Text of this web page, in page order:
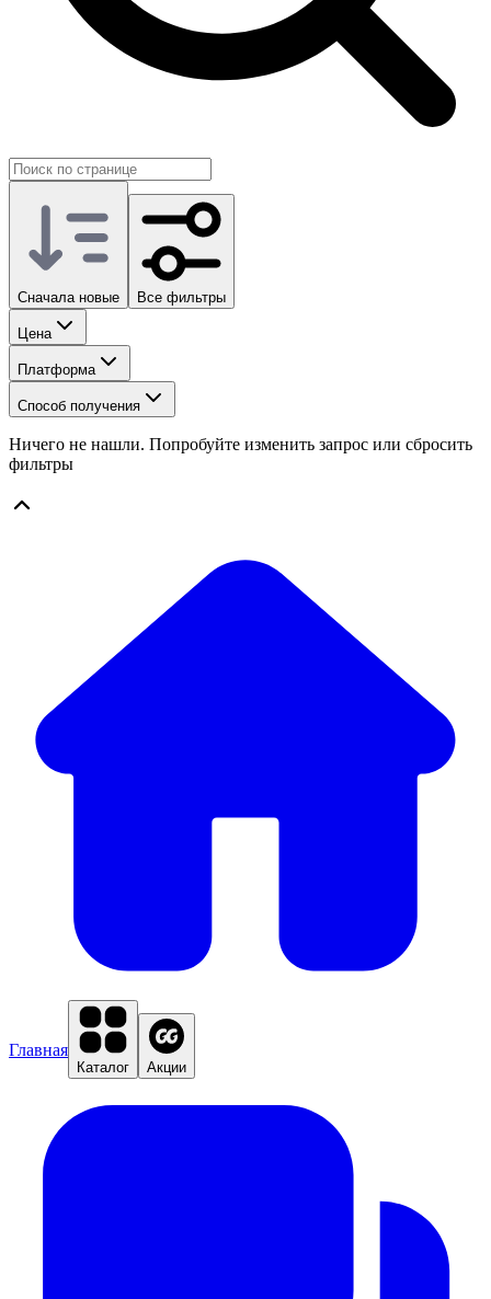
Сначала новые Все фильтры
Цена
Платформа
Способ получения
Ничего не нашли. Попробуйте изменить запрос или сбросить
фильтры
Главная
Каталог Акции